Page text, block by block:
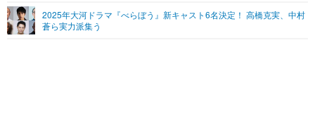
ショッピング その他
2025年大河ドラマ『べらぼう』新キャスト6名決定！ 高橋克実、中村
蒼ら実力派集う